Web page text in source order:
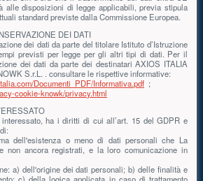
alle disposizioni di legge applicabili, previa stipula
standard previste dalla Commissione Europea.
DEI DATI
dei dati da parte del titolare Istituto d’Istruzione
previsti per legge per gli altri tipi di dati. Per il
dei dati da parte dei destinatari AXIOS ITALIA
S.r.L. . consultare le rispettive informative:
Documenti_PDF/Informativa.pdf ;
cookie-knowk/privacy.html
ha i diritti di cui all’art. 15 del GDPR e
dell'esistenza o meno di dati personali che La
non ancora registrati, e la loro comunicazione in
a) dell'origine dei dati personali; b) delle finalità e